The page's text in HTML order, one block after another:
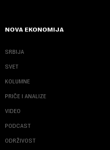
NOVA EKONOMIJA
SRBIJA
SVET
KOLUMNE
PRIČE I ANALIZE
VIDEO
PODCAST
ODRŽIVOST